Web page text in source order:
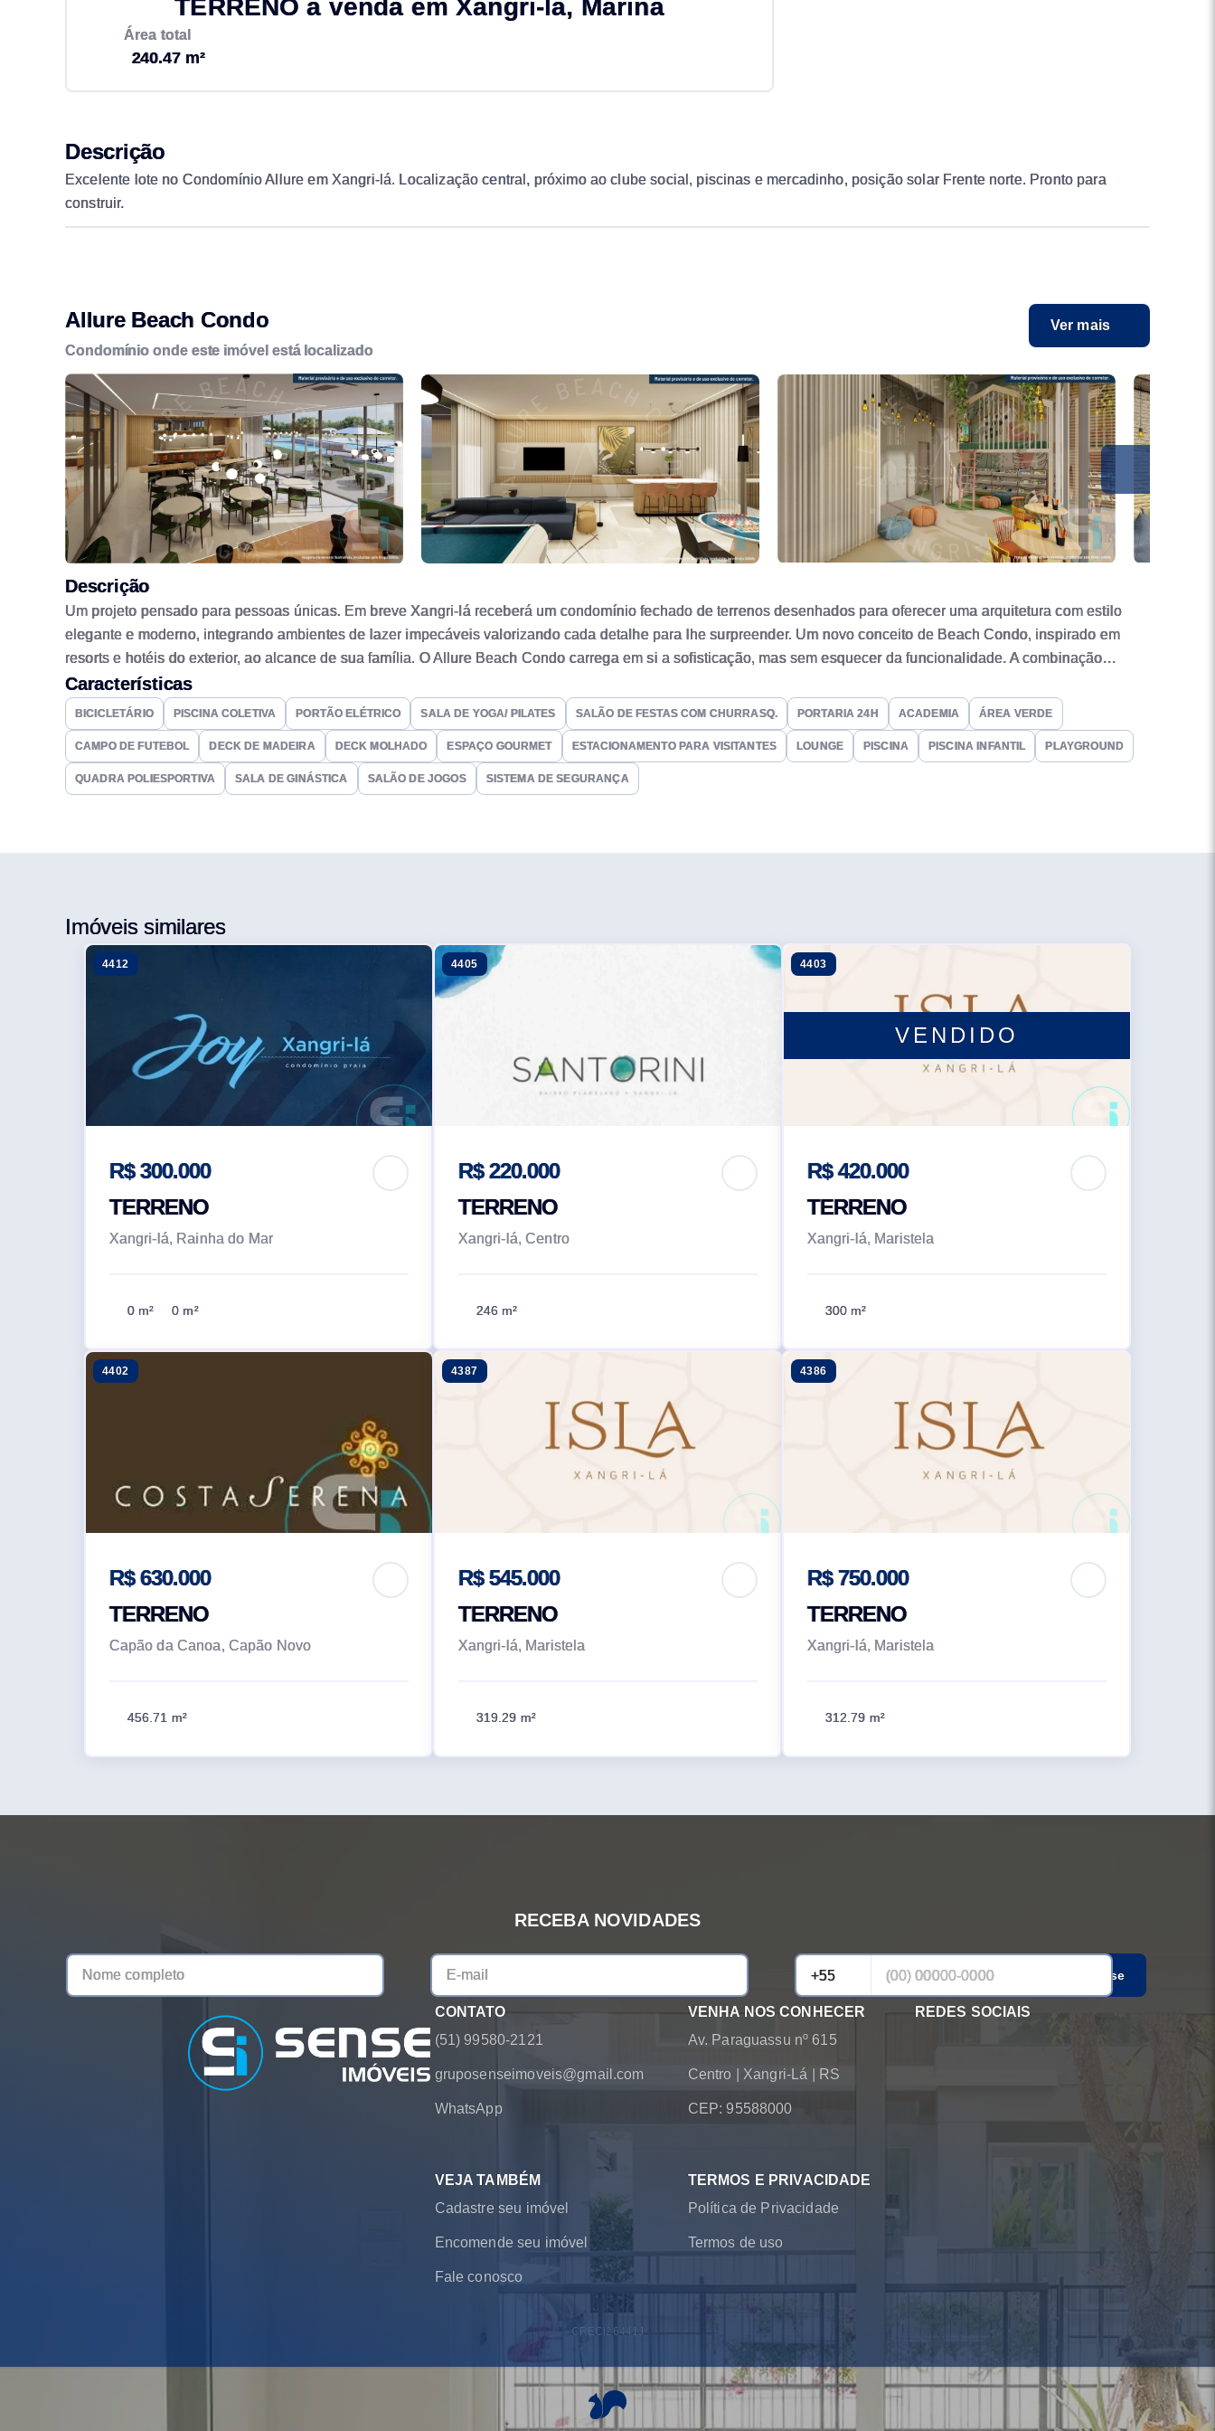
TERRENO à venda em Xangri-lá, Marina
Área total
240.47 m²
Descrição
Excelente lote no Condomínio Allure em Xangri-lá. Localização central, próximo ao clube social, piscinas e mercadinho, posição solar Frente norte. Pronto para
construir.
Allure Beach Condo
Condomínio onde este imóvel está localizado
Ver mais
Descrição
Um projeto pensado para pessoas únicas. Em breve Xangri-lá receberá um condomínio fechado de terrenos desenhados para oferecer uma arquitetura com estilo
elegante e moderno, integrando ambientes de lazer impecáveis valorizando cada detalhe para lhe surpreender. Um novo conceito de Beach Condo, inspirado em
resorts e hotéis do exterior, ao alcance de sua família. O Allure Beach Condo carrega em si a sofisticação, mas sem esquecer da funcionalidade. A combinação
perfeita entre o silêncio, tranquilidade, e segurança de um condomínio fechado. Momentos únicos merecem ambientes exclusivos. Vem aí um projeto rico em
detalhes e com diferenciais pensados em proporcionar a melhor experiência em viver bem! O projeto está em fase final de desenvolvimento e aprovação nos órgãos
competentes locais. O empreendimento só será comercializado após registro de incorporação. Infraestrutura Completa • Pórtico com entrada imponente e com guarita
blindada • Club house completo com toda infraestrutura de um clube e finamente decorado • Rooftop no terraço do clubhouse com vista panorâmica e espaço
gourmet • Piscina integrada com a prainha • Praça de esportes completa com quadra poliesportiva, beach tênis, rampa de skate, ping pong e quiosque integrado •
Parador na avenida beira mar SAIBA MAIS (51) 99588-3001 contato@senseimoveis.com
Características
BICICLETÁRIO PISCINA COLETIVA PORTÃO ELÉTRICO SALA DE YOGA/ PILATES SALÃO DE FESTAS COM CHURRASQ. PORTARIA 24H ACADEMIA ÁREA VERDE
CAMPO DE FUTEBOL DECK DE MADEIRA DECK MOLHADO ESPAÇO GOURMET ESTACIONAMENTO PARA VISITANTES LOUNGE PISCINA PISCINA INFANTIL PLAYGROUND
QUADRA POLIESPORTIVA SALA DE GINÁSTICA SALÃO DE JOGOS SISTEMA DE SEGURANÇA
Imóveis similares
4412
R$ 300.000
TERRENO
Xangri-lá, Rainha do Mar
0 m² 0 m²
4405
R$ 220.000
TERRENO
Xangri-lá, Centro
246 m²
VENDIDO
4403
R$ 420.000
TERRENO
Xangri-lá, Maristela
300 m²
4402
R$ 630.000
TERRENO
Capão da Canoa, Capão Novo
456.71 m²
4387
R$ 545.000
TERRENO
Xangri-lá, Maristela
319.29 m²
4386
R$ 750.000
TERRENO
Xangri-lá, Maristela
312.79 m²
RECEBA NOVIDADES
Cadastrar-se
CONTATO
(51) 99580-2121
gruposenseimoveis@gmail.com
WhatsApp
VENHA NOS CONHECER
Av. Paraguassu nº 615
Centro Xangri-Lá RS
CEP: 95588000
REDES SOCIAIS
VEJA TAMBÉM
Cadastre seu imóvel
Encomende seu imóvel
Fale conosco
TERMOS E PRIVACIDADE
Política de Privacidade
Termos de uso
CRECI 26441J